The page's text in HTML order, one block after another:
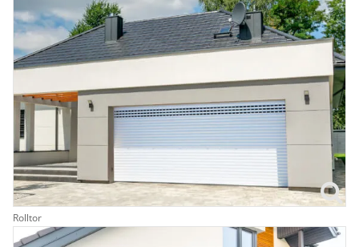
Rolltor